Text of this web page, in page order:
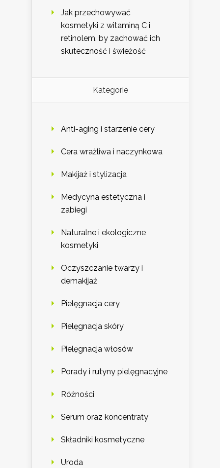
Jak przechowywać
kosmetyki z witaminą C i
retinolem, by zachować ich
skuteczność i świeżość
Kategorie
Anti-aging i starzenie cery
Cera wrażliwa i naczynkowa
Makijaż i stylizacja
Medycyna estetyczna i
zabiegi
Naturalne i ekologiczne
kosmetyki
Oczyszczanie twarzy i
demakijaż
Pielęgnacja cery
Pielęgnacja skóry
Pielęgnacja włosów
Porady i rutyny pielęgnacyjne
Różności
Serum oraz koncentraty
Składniki kosmetyczne
Uroda